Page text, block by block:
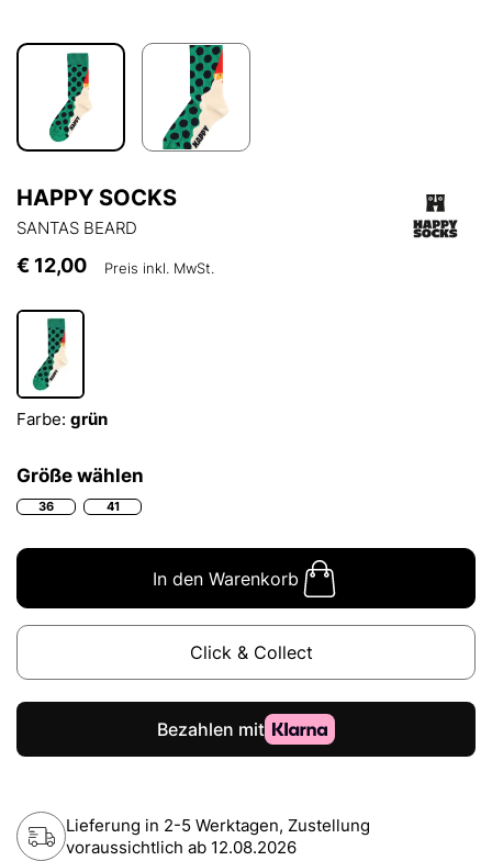
HAPPY SOCKS
SANTAS BEARD
€ 12,00 Preis inkl. MwSt.
Farbe: grün
Größe wählen
36 41
In den Warenkorb
Click & Collect
Lieferung in 2-5 Werktagen, Zustellung
voraussichtlich ab 12.08.2026